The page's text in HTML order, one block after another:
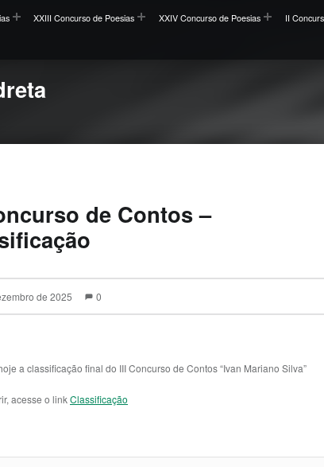
XXIII Concurso de Poesias XXIV Concurso de Poesias II
de Contos –
de 2025 0
a classificação final do III Concurso de Contos “Ivan Mariano Silva”
acesse o linkClassificação